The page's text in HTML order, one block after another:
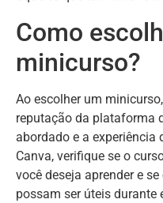
Como
minicurso?
Ao escolher um
reputação da plataforma
abordado e a experiência
Canva, verifique se o
você deseja aprender e
possam ser úteis durante